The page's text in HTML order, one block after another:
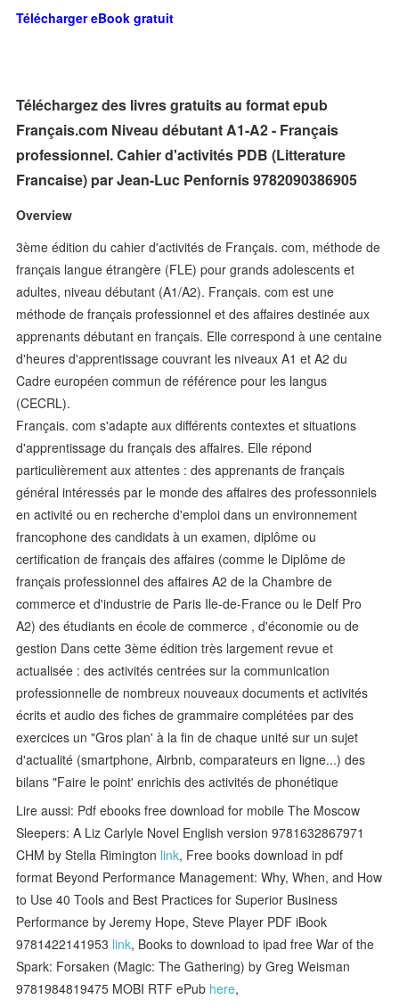
Télécharger eBook gratuit
Téléchargez des livres gratuits au format epub
Français.com Niveau débutant A1-A2 - Français
professionnel. Cahier d'activités PDB (Litterature
Francaise) par Jean-Luc Penfornis 9782090386905
Overview
3ème édition du cahier d'activités de Français. com, méthode de
français langue étrangère (FLE) pour grands adolescents et
adultes, niveau débutant (A1/A2). Français. com est une
méthode de français professionnel et des affaires destinée aux
apprenants débutant en français. Elle correspond à une centaine
d'heures d'apprentissage couvrant les niveaux A1 et A2 du
Cadre européen commun de référence pour les langus
(CECRL).
Français. com s'adapte aux différents contextes et situations
d'apprentissage du français des affaires. Elle répond
particulièrement aux attentes : des apprenants de français
général intéressés par le monde des affaires des professonniels
en activité ou en recherche d'emploi dans un environnement
francophone des candidats à un examen, diplôme ou
certification de français des affaires (comme le Diplôme de
français professionnel des affaires A2 de la Chambre de
commerce et d'industrie de Paris Ile-de-France ou le Delf Pro
A2) des étudiants en école de commerce , d'économie ou de
gestion Dans cette 3ème édition très largement revue et
actualisée : des activités centrées sur la communication
professionnelle de nombreux nouveaux documents et activités
écrits et audio des fiches de grammaire complétées par des
exercices un "Gros plan' à la fin de chaque unité sur un sujet
d'actualité (smartphone, Airbnb, comparateurs en ligne...) des
bilans "Faire le point' enrichis des activités de phonétique
Lire aussi: Pdf ebooks free download for mobile The Moscow
Sleepers: A Liz Carlyle Novel English version 9781632867971
CHM by Stella Rimington link, Free books download in pdf
format Beyond Performance Management: Why, When, and How
to Use 40 Tools and Best Practices for Superior Business
Performance by Jeremy Hope, Steve Player PDF iBook
9781422141953 link, Books to download to ipad free War of the
Spark: Forsaken (Magic: The Gathering) by Greg Weisman
9781984819475 MOBI RTF ePub here,